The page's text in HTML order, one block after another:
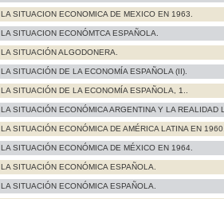
LA SITUACION ECONOMICA DE MEXICO EN 1963.
LA SITUACION ECONÓMTCA ESPAÑOLA.
LA SITUACIÓN ALGODONERA.
LA SITUACIÓN DE LA ECONOMÍA ESPAÑOLA (II).
LA SITUACIÓN DE LA ECONOMÍA ESPAÑOLA, 1..
LA SITUACIÓN ECONÓMICA ARGENTINA Y LA REALIDAD
LA SITUACIÓN ECONÓMICA DE AMÉRICA LATINA EN
LA SITUACIÓN ECONÓMICA DE MÉXICO EN 1964.
LA SITUACIÓN ECONÓMICA ESPAÑOLA.
LA SITUACIÓN ECONÓMICA ESPAÑOLA.